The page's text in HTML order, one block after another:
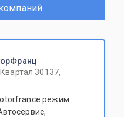
30137,
режим